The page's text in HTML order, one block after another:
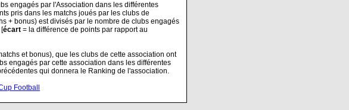
engagés par l'Association dans les différentes
pris dans les matchs joués par les clubs de
+ bonus) est divisés par le nombre de clubs engagés
écart = la différence de points par rapport au
et bonus), que les clubs de cette association ont
engagés par cette association dans les différentes
qui donnera le Ranking de l'association.
Football